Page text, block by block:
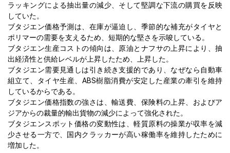
ラッキングによる抽出量の減少、そして堅調な下流の購買を反映
していた。
ブタジエン価格予測は、在庫が逼迫し、季節的な補充がタイヤと
ポリマーの需要を支えるため、短期的な堅さを示唆している。
ブタジエン生産コストの傾向は、原油とナフサの上昇により、抽
出経済性と供給レベルが上昇したため、上昇した。
ブタジエン需要見通しは引き続き支援的であり、なぜなら自動車
組立て、タイヤ生産、ABS樹脂消費が安定した産業の牽引を維持
しているからである。
ブタジエン価格指数の強さは、輸送費、保険料の上昇、およびア
ジアからの裁量的輸出貨物の減少によって強化された。
ブタジエンスポット価格の変動性は、軽質原料の操業が収率を減
少させる一方で、国内クラッカーが高い稼働率を維持したために
増加した。